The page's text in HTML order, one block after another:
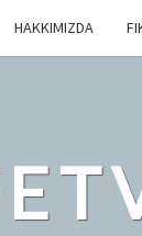
HAKKIMIZDA